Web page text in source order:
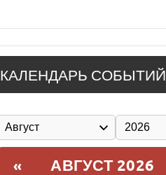
КАЛЕНДАРЬ СОБЫТИЙ
« АВГУСТ 2026